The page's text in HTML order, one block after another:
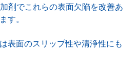
剤でこれらの表面欠陥を改善あ
す。
表面のスリップ性や清浄性にも